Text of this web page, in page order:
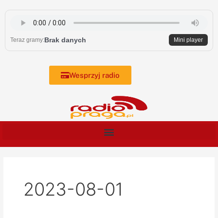
content
Teraz gramy:Brak danych Mini player
Wesprzyj radio
2023-08-01